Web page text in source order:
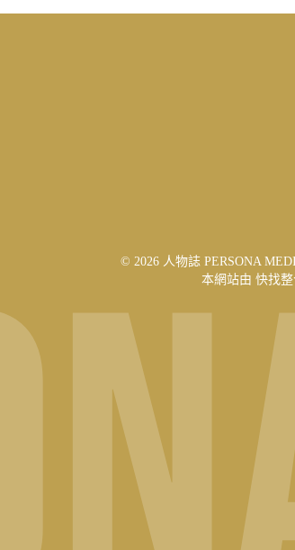
© 2026 人物誌 PERSONA
本網站由 快找